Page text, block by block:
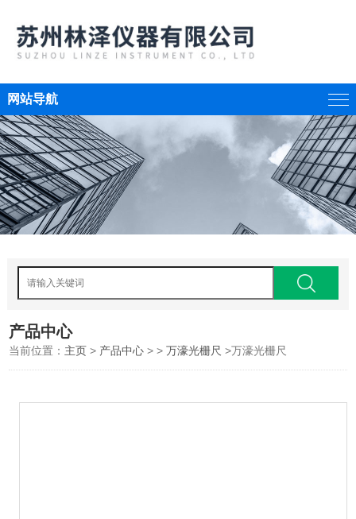
网站导航
产品中心
当前位置： 主页 > 产品中心 > >万濠光栅尺 >万濠光栅尺